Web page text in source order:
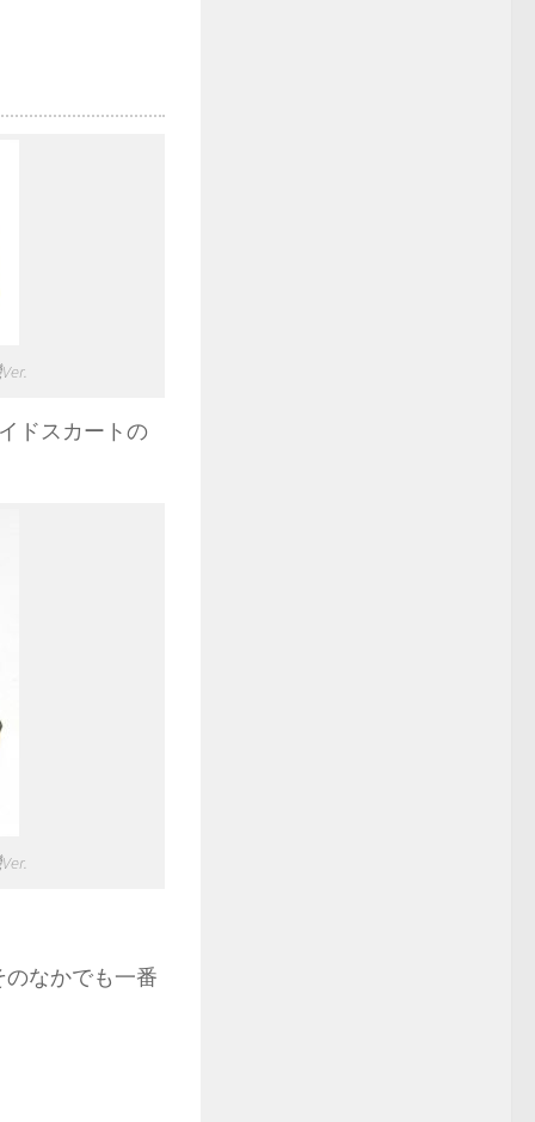
ドスカートの
のなかでも一番